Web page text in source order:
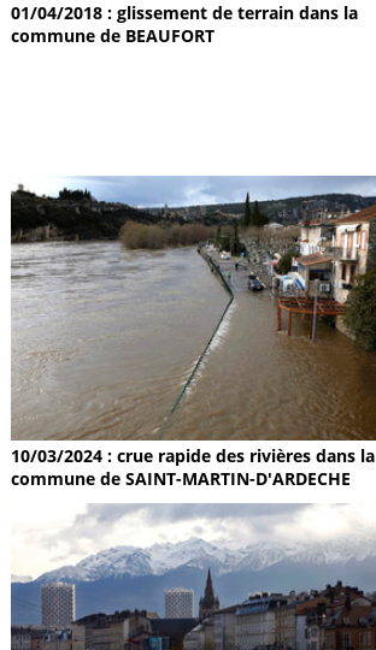
01/04/2018 : glissement de terrain dans la
commune de BEAUFORT
10/03/2024 : crue rapide des rivières dans la
commune de SAINT-MARTIN-D'ARDECHE